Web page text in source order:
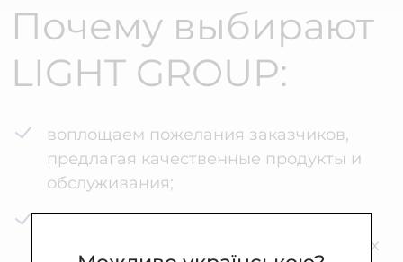
Почему выбирают
LIGHT GROUP:
воплощаем пожелания заказчиков,
предлагая качественные продукты и
обслуживания;
постоянно совершенствуемся и
используем новые технологии в наших